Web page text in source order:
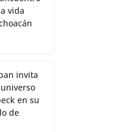
vida
invita
en su
de